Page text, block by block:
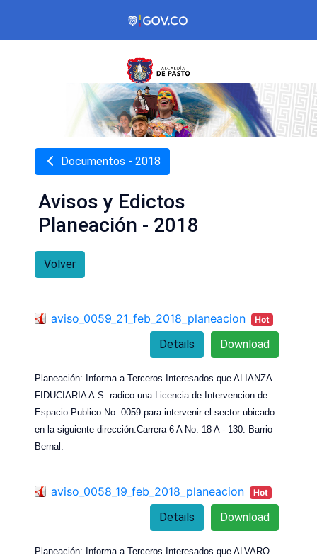
Documentos - 2018
Avisos y Edictos
Planeación - 2018
Volver
aviso_0059_21_feb_2018_planeacion Hot
Download
Details
Planeación: Informa a Terceros Interesados que ALIANZA
FIDUCIARIA A.S. radico una Licencia de Intervencion de
Espacio Publico No. 0059 para intervenir el sector ubicado
en la siguiente dirección:Carrera 6 A No. 18 A - 130. Barrio
Bernal.
aviso_0058_19_feb_2018_planeacion Hot
Download
Details
Planeación: Informa a Terceros Interesados que ALVARO